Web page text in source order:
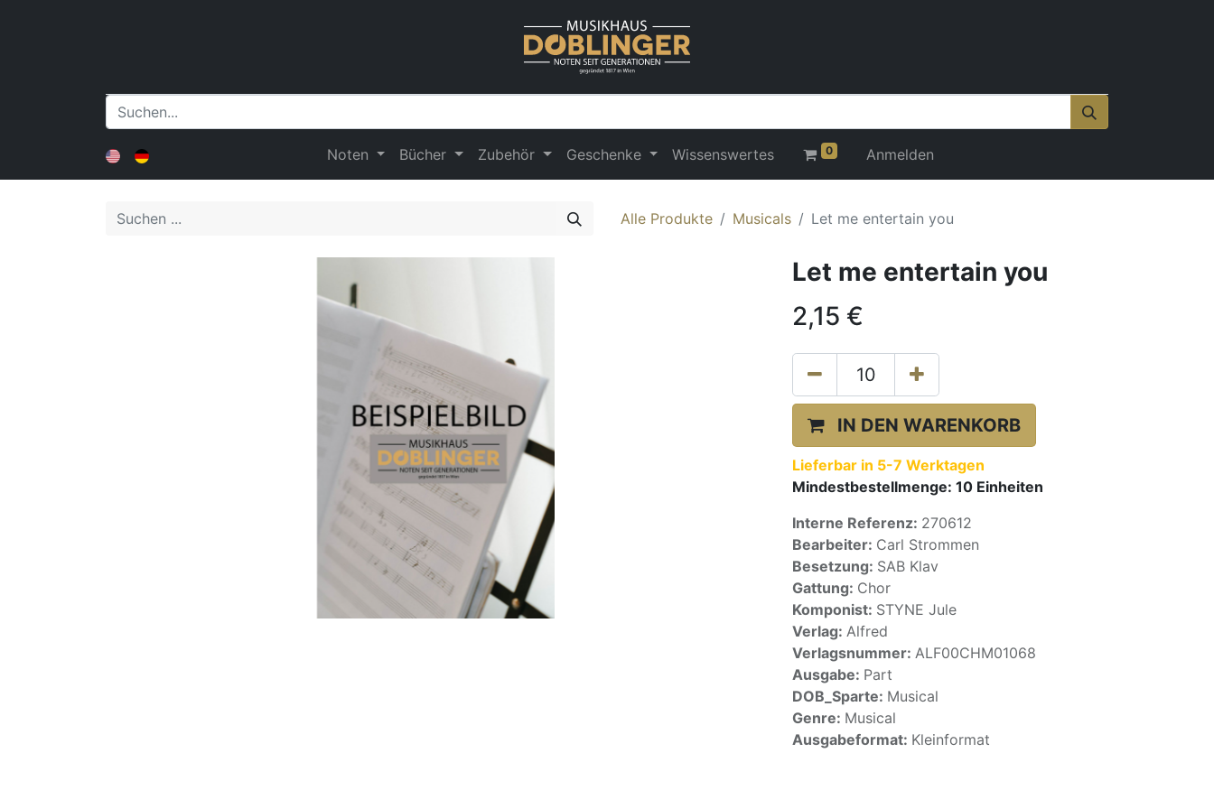
Noten Bücher Zubehör Geschenke Wissenswertes 0 Anmelden
Alle Produkte Musicals Let me entertain you
Let me entertain you
2,15 €
IN DEN WARENKORB
Lieferbar in 5-7 Werktagen
Mindestbestellmenge: 10 Einheiten
Interne Referenz: 270612
Bearbeiter: Carl Strommen
Besetzung: SAB Klav
Gattung: Chor
Komponist: STYNE Jule
Verlag: Alfred
Verlagsnummer: ALF00CHM01068
Ausgabe: Part
DOB_Sparte: Musical
Genre: Musical
Ausgabeformat: Kleinformat